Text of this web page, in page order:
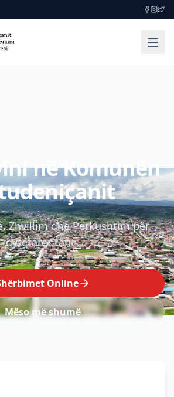
në Komunën
Zhvillim dhe Përkushtim për
qytetarët tanë.
Online
Mëso më shumë